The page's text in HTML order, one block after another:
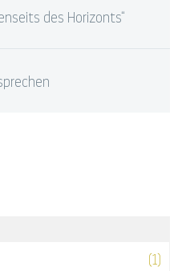
des Horizonts“
(1)